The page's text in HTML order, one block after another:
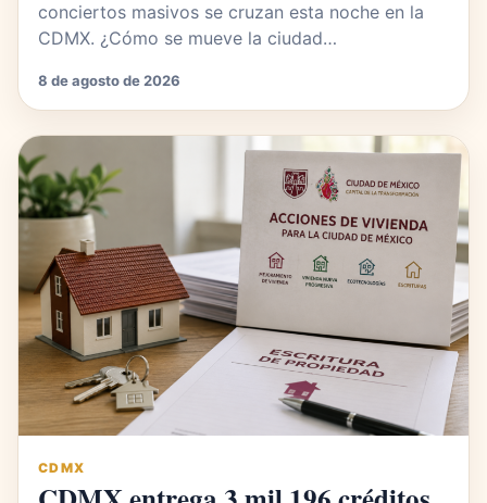
conciertos masivos se cruzan esta noche en la
CDMX. ¿Cómo se mueve la ciudad…
8 de agosto de 2026
CDMX